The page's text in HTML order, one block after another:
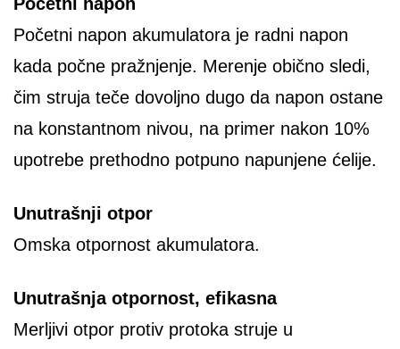
Početni napon akumulatora je radni napon
kada počne pražnjenje. Merenje obično sledi,
čim struja teče dovoljno dugo da napon ostane
na konstantnom nivou, na primer nakon 10%
upotrebe prethodno potpuno napunjene ćelije.
Unutrašnji otpor
Omska otpornost akumulatora.
Unutrašnja otpornost, efikasna
Merljivi otpor protiv protoka struje u